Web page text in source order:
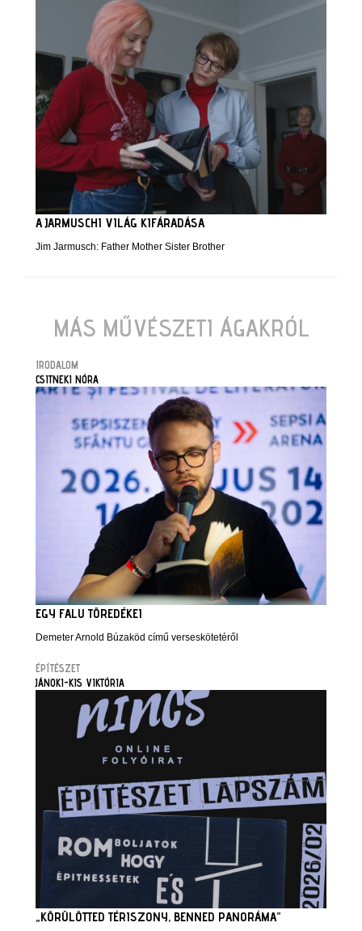
A JARMUSCHI VILÁG KIFÁRADÁSA
Jim Jarmusch: Father Mother Sister Brother
MÁS MŰVÉSZETI ÁGAKRÓL
IRODALOM
CSITNEKI NÓRA
EGY FALU TÖREDÉKEI
Demeter Arnold Búzaköd című verseskötetéről
ÉPÍTÉSZET
JÁNOKI-KIS VIKTÓRIA
„KÖRÜLÖTTED TÉRISZONY, BENNED PANORÁMA”